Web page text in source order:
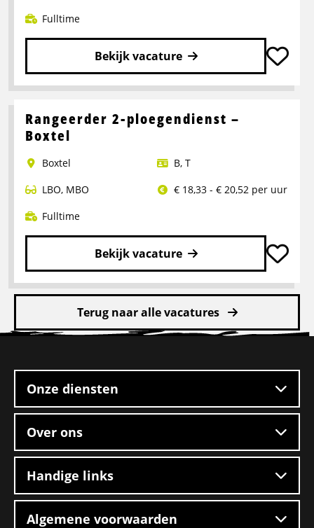
Fulltime
Bekijk vacature
Lees
over
Portaalwagen
Rangeerder 2-ploegendienst –
Boxtel
Boxtel B, T
LBO, MBO
€ 18,33 - € 20,52 per uur
Fulltime
Bekijk vacature
Lees
meer
Rangeerder
Boxtel
Terug naar alle vacatures
footer
Onze diensten
Over ons
Handige links
Algemene voorwaarden